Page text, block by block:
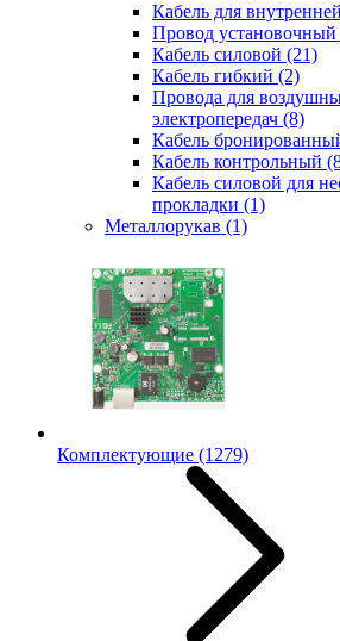
Кабель для
Провод установочный
Кабель силовой (21)
Кабель гибкий (2)
Провода для
электропередач (8)
Кабель
Кабель контрольный
Кабель силовой для
прокладки (1)
Металлорукав (1)
Комплектующие (1279)